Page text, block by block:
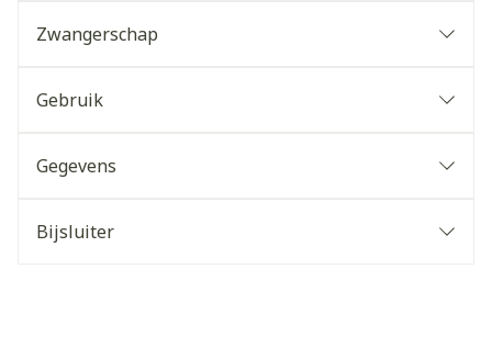
Zwangerschap
Gebruik
Gegevens
Bijsluiter